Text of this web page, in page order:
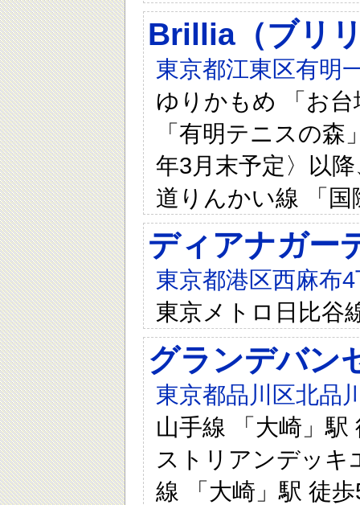
Brillia（ブリ
東京都江東区有明
ゆりかもめ 「お
「有明テニスの
年3月末予定〉以
道りんかい線 「国
ディアナガー
東京都港区西麻布
東京メトロ日比谷
グランデバン
東京都品川区北品
山手線 「大崎」駅
ストリアンデッキ
線 「大崎」駅 徒